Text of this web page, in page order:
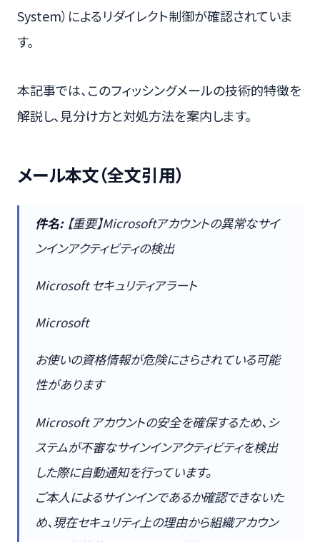
System）によるリダイレクト制御が確認されていま
す。
本記事では、このフィッシングメールの技術的特徴を
解説し、見分け方と対処方法を案内します。
メール本文（全文引用）
件名:【重要】Microsoftアカウントの異常なサイ
ンインアクティビティの検出
Microsoft セキュリティアラート
Microsoft
お使いの資格情報が危険にさらされている可能
性があります
Microsoft アカウントの安全を確保するため、シ
ステムが不審なサインインアクティビティを検出
した際に自動通知を行っています。
ご本人によるサインインであるか確認できないた
め、現在セキュリティ上の理由から組織アカウン